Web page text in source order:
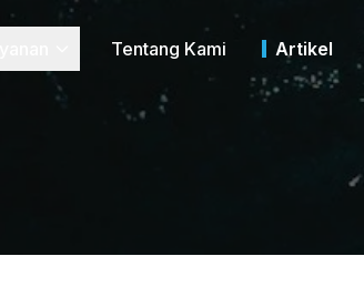
Tentang Kami Artikel